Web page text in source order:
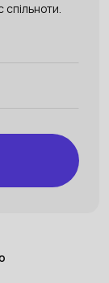
спільноти.